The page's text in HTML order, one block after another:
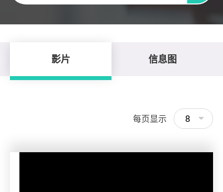
影片 信息图
每页显示 8